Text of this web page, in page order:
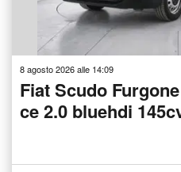
8 agosto 2026 alle 14:09
Fiat Scudo Furgone
ce 2.0 bluehdi